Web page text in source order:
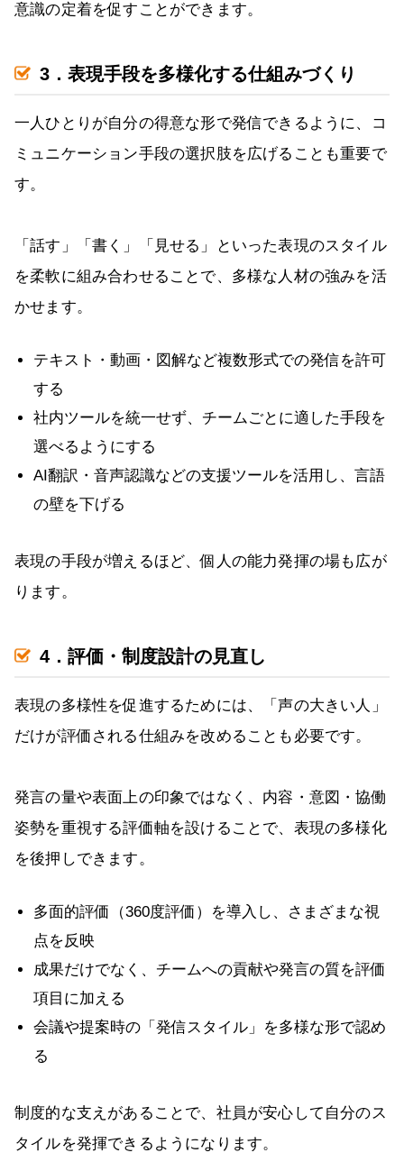
意識の定着を促すことができます。
3．表現手段を多様化する仕組みづくり
一人ひとりが自分の得意な形で発信できるように、コ
ミュニケーション手段の選択肢を広げることも重要で
す。
「話す」「書く」「見せる」といった表現のスタイル
を柔軟に組み合わせることで、多様な人材の強みを活
かせます。
テキスト・動画・図解など複数形式での発信を許可
する
社内ツールを統一せず、チームごとに適した手段を
選べるようにする
AI翻訳・音声認識などの支援ツールを活用し、言語
の壁を下げる
表現の手段が増えるほど、個人の能力発揮の場も広が
ります。
4．評価・制度設計の見直し
表現の多様性を促進するためには、「声の大きい人」
だけが評価される仕組みを改めることも必要です。
発言の量や表面上の印象ではなく、内容・意図・協働
姿勢を重視する評価軸を設けることで、表現の多様化
を後押しできます。
多面的評価（360度評価）を導入し、さまざまな視
点を反映
成果だけでなく、チームへの貢献や発言の質を評価
項目に加える
会議や提案時の「発信スタイル」を多様な形で認め
る
制度的な支えがあることで、社員が安心して自分のス
タイルを発揮できるようになります。